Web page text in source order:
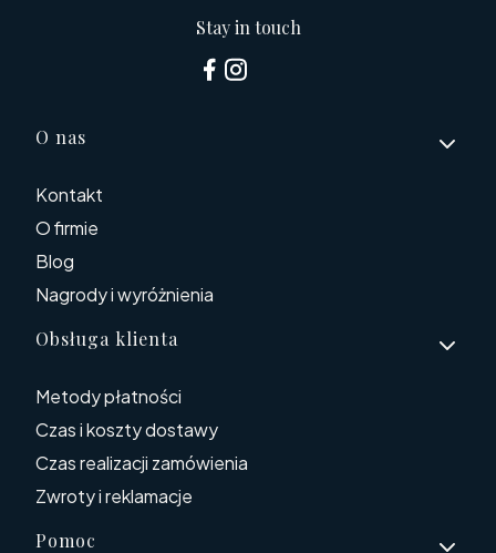
Stay in touch
Linki w stopce
O nas
Kontakt
O firmie
Blog
Nagrody i wyróżnienia
Obsługa klienta
Metody płatności
Czas i koszty dostawy
Czas realizacji zamówienia
Zwroty i reklamacje
Pomoc